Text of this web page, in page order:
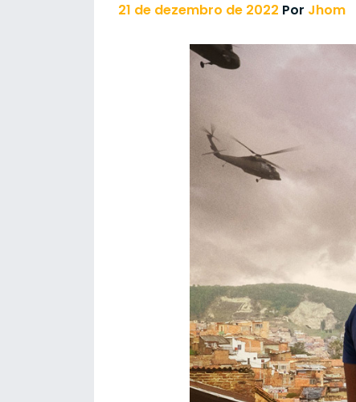
21 de dezembro de 2022 Por Jhom